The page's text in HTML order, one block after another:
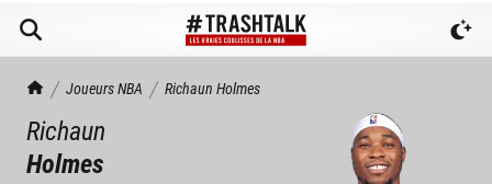
TrashTalk Actu NBA
Joueurs NBA Richaun Holmes
Richaun
Holmes